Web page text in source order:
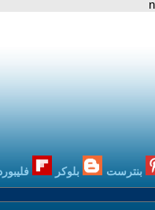
بنترست بلوكر